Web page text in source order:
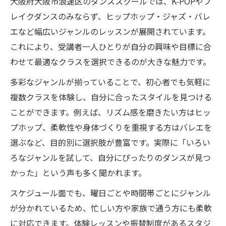
レイクダンスのみならず、ヒップホップ・ジャズ・バレ
エなど幅広いジャンルのレッスンが展開されています。
これにより、受講者一人ひとりが自分の興味や目標に合
わせて最適なクラスを選択できるのが大きな魅力です。
多彩なジャンルが揃っていることで、初心者でも気軽に
複数クラスを体験し、自分に合ったスタイルを見つける
ことができます。例えば、リズム感を磨きたい方はヒッ
プホップ、柔軟性や身体づくりを重視する方はバレエを
選ぶなど、目的別に選択肢が豊富です。実際に「いろい
ろなジャンルを試して、自分にぴったりのダンスが見つ
かった」という声も多く聞かれます。
スケジュール面でも、曜日ごとや時間帯ごとにジャンル
が分かれているため、忙しい方や家族で通う方にも柔軟
に対応できます。体験レッスンや振替制度があるスタジ